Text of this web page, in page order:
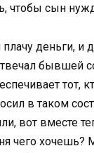
чтобы сын
деньги, и
бывшей
тот,
в таком
вот вместе
чего хочешь?